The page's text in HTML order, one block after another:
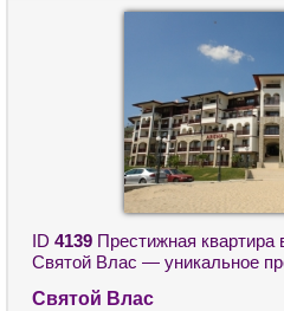
ID 4139 Престижная квартира
Святой Влас — уникальное
Святой Влас